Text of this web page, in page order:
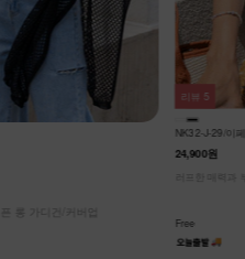
력적인 이페리 크롭자켓
NK42-O-29/프
25,900원
Free
리뷰 2